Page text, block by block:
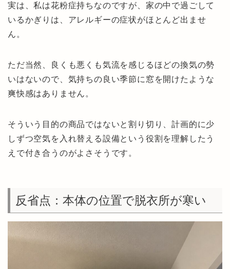
実は、私は花粉症持ちなのですが、家の中で過ごして
いるかぎりは、アレルギーの症状がほとんど出ませ
ん。
ただ当然、良くも悪くも気流を感じるほどの換気の勢
いはないので、気持ちの良い季節に窓を開けたような
爽快感はありません。
そういう目的の商品ではないと割り切り、計画的に少
しずつ空気を入れ替える設備という役割を理解したう
えで付き合うのがよさそうです。
反省点：本体の位置で脱衣所が寒い